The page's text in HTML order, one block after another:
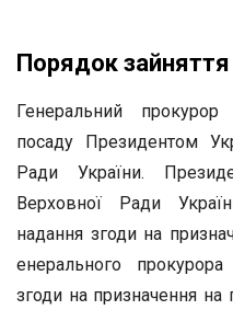
Порядок
Генеральний прокурор
посаду Президентом
Ради України.
Верховної Ради
надання згоди на
енерального
згоди на призначення